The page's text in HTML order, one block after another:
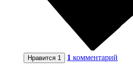
Нравится 1 1 комментарий